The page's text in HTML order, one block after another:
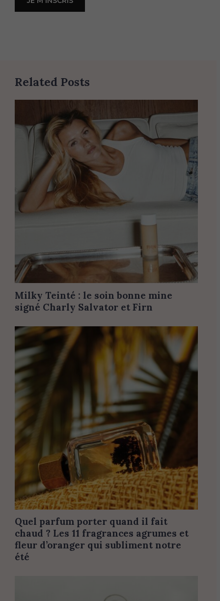
Related Posts
Milky Teinté : le soin bonne mine
signé Charly Salvator et Firn
Quel parfum porter quand il fait
chaud ? Les 11 fragrances agrumes et
fleur d’oranger qui subliment notre
été